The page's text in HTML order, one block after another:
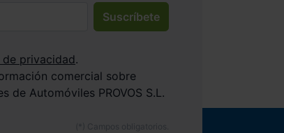
Suscríbete
privacidad.
comercial sobre
de Automóviles PROVOS S.L.